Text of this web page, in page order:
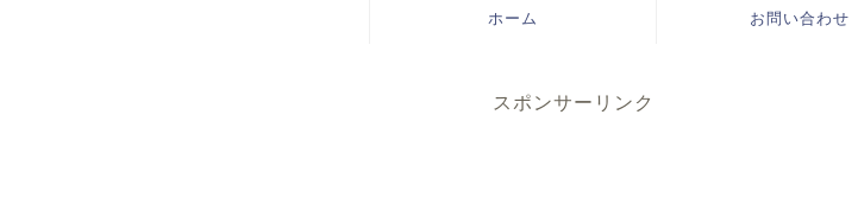
ホーム お問い合わせ
スポンサーリンク